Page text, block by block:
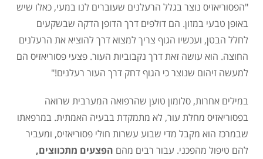
"הפסוריאזיס נוצר בגלל הרעלנים שעוברים לנו במעי, כאלו שיש
באופן טבעי במזון. הם דולפים דרך הדופן הדקה שבשקעים
לחלל הבטן, ועכשיו הגוף צריך למצוא דרך להוציא את הרעלנים
החוצה. הוא עושה זאת דרך נקבוביות העור. פצעי פסוריאזיס הם
למעשה זיהום שנוצר כי הגוף דחק דרך העור רעלנים!"
במילים אחרות, סלומון טוען שהרפואה המערבית שרואה
בפסוריאזיס מחלת עור, לא מתמקדת בבעיה האמתית. במרפאתו
שבמרכז הוא מקבל מדי שבוע עשרות חולי פסוריאזיס, ומעביר
להם טיפול מהפכני. עבור רבים מהם הפצעים מתכווצים,